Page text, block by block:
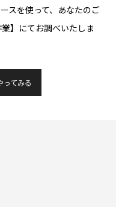
スを使って、あなたのご
】にてお調べいたしま
ってみる